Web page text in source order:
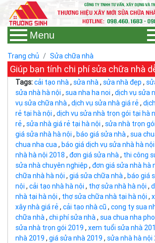
Menu
Trang chủ Sửa chữa nhà
Giúp bạn tính chi phí sửa chữa nhà
Tags:cải tạo nhà, sửa nhà, sửa nhà đẹp ,
sửa nhà hà nội , sua nha ha noi , dịch vụ sửa
vụ sửa chữa nhà, dịch vụ sửa nhà giá rẻ,
rẻ tại hà nội , dịch vụ sửa nhà trọn gói tại hà
rẻ, sửa nhà giá rẻ tại hà nội , sửa nhà trọn
giá sửa nhà hà nội , báo giá sửa nhà, sua
chua nha cua, báo giá dịch vụ sửa nhà hà nội
nhà hà nội 2018 , đơn giá sửa nhà, thi công
sửa nhà chuyên nghiệp , đơn giá sửa nhà hà
chữa nhà hà nội , giá sửa chữa nhà, báo giá
nội , cải tạo nhà hà nội , thợ sửa nhà hà nội ,
nhà tại hà nội , thợ sửa chữa nhà tại hà nội ,
xây nhà giá rẻ, cải tạo nhà cũ , cong ty sua
chữa nhà, chi phí sửa nhà, sua chua nha pho
sửa nhà trọn gói 2019 , xem tuổi sửa nhà
nhà 2019 , giá sửa nhà 2019 , sửa nhà hà nội